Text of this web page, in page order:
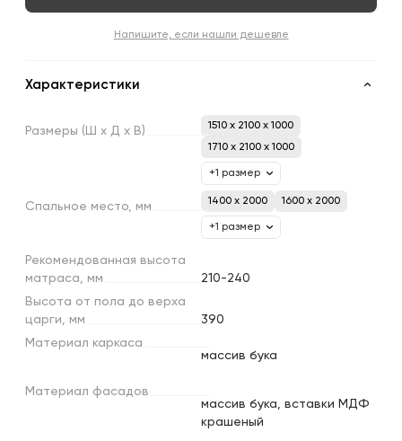
Напишите, если нашли дешевле
Характеристики
Размеры (Ш х Д х В)
1510 x 2100 x 1000
1710 x 2100 x 1000
+1 размер
Спальное место, мм 1400 х 2000 1600 х 2000
+1 размер
Рекомендованная высота
матраса, мм
210-240
Высота от пола до верха
царги, мм
390
Материал каркаса
массив бука
Материал фасадов
массив бука, вставки МДФ
крашеный